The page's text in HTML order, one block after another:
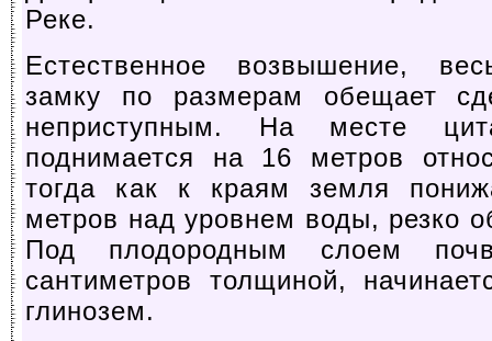
Реке.
Естественное возвышение,
замку по размерам обещает
неприступным. На месте
поднимается на 16 метров
тогда как к краям земля
метров над уровнем воды, резко
Под плодородным слоем
сантиметров толщиной,
глинозем.